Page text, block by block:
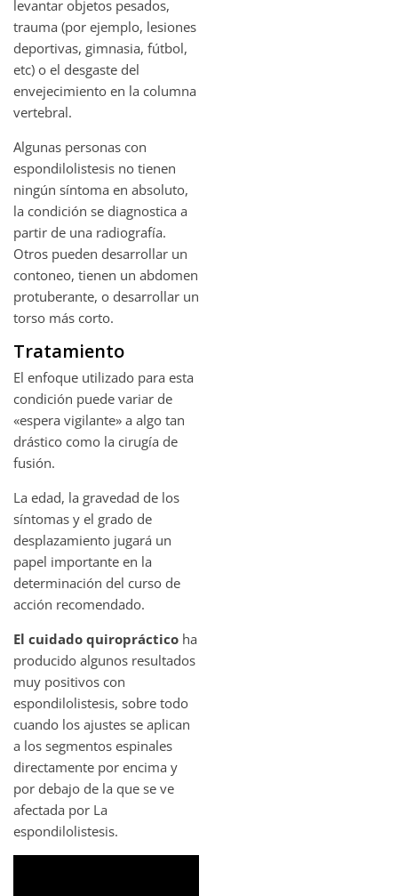
levantar objetos pesados,
trauma (por ejemplo, lesiones
deportivas, gimnasia, fútbol, ​​
etc) o el desgaste del
envejecimiento en la columna
vertebral.
Algunas personas con
espondilolistesis no tienen
ningún síntoma en absoluto,
la condición se diagnostica a
partir de una radiografía.
Otros pueden desarrollar un
contoneo, tienen un abdomen
protuberante, o desarrollar un
torso más corto.
Tratamiento
El enfoque utilizado para esta
condición puede variar de
«espera vigilante» a algo tan
drástico como la cirugía de
fusión.
La edad, la gravedad de los
síntomas y el grado de
desplazamiento jugará un
papel importante en la
determinación del curso de
acción recomendado.
El cuidado quiropráctico ha
producido algunos resultados
muy positivos con
espondilolistesis, sobre todo
cuando los ajustes se aplican
a los segmentos espinales
directamente por encima y
por debajo de la que se ve
afectada por La
espondilolistesis.